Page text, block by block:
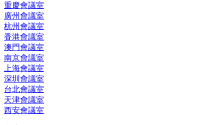
重慶會議室
廣州會議室
杭州會議室
香港會議室
澳門會議室
南京會議室
上海會議室
深圳會議室
台北會議室
天津會議室
西安會議室